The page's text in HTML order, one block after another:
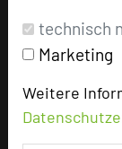
technisch
Marketing
Weitere
zur